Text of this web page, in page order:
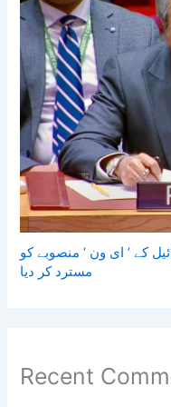
کے ’ ای ون ‘ منصوبے کو
مسترد کر دیا
Recent